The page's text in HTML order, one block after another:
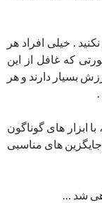
. خیلی افراد هر
که غافل از این
بسیار دارند و هر
.
ابزار های گوناگون
های مناسبی
شد …